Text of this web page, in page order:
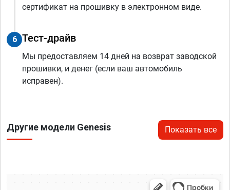
сертификат на прошивку в электронном виде.
6 Тест-драйв
Мы предоставляем 14 дней на возврат заводской
прошивки, и денег (если ваш автомобиль
исправен).
Другие модели Genesis Показать все